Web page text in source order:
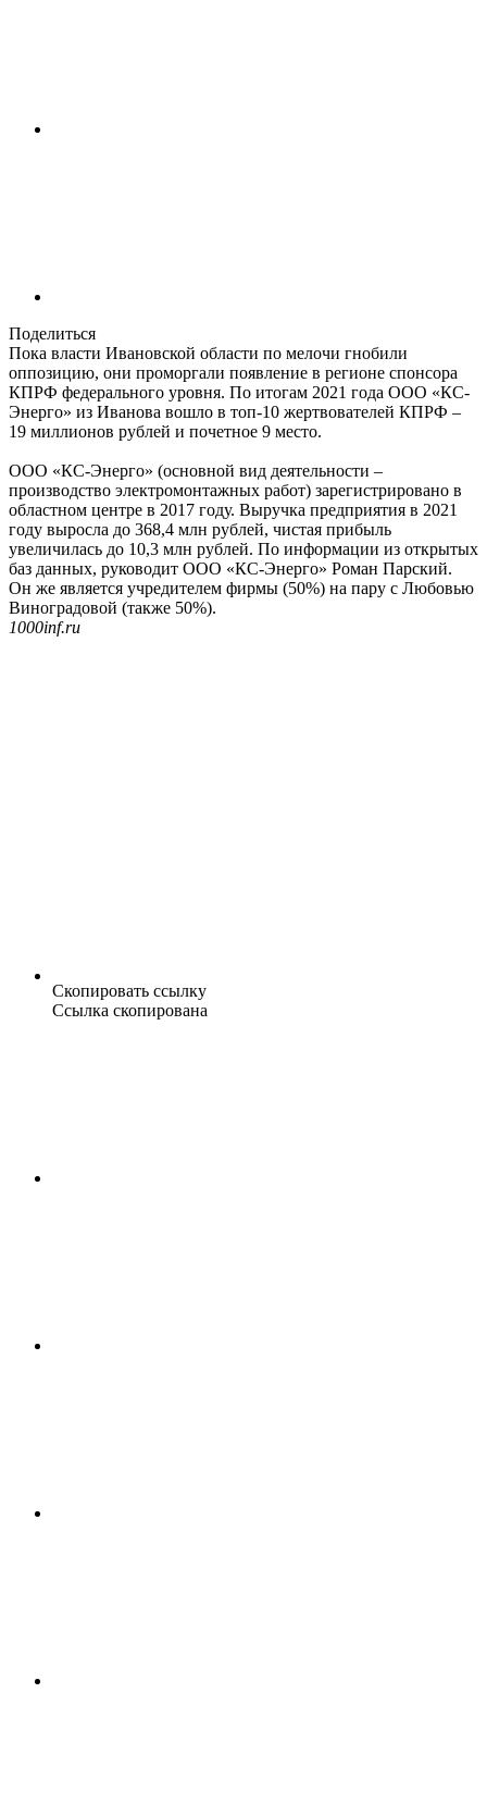
Поделиться
Пока власти Ивановской области по мелочи гнобили
оппозицию, они проморгали появление в регионе спонсора
КПРФ федерального уровня. По итогам 2021 года ООО «КС-
Энерго» из Иванова вошло в топ-10 жертвователей КПРФ –
19 миллионов рублей и почетное 9 место.
ООО «КС-Энерго» (основной вид деятельности –
производство электромонтажных работ) зарегистрировано в
областном центре в 2017 году. Выручка предприятия в 2021
году выросла до 368,4 млн рублей, чистая прибыль
увеличилась до 10,3 млн рублей. По информации из открытых
баз данных, руководит ООО «КС-Энерго» Роман Парский.
Он же является учредителем фирмы (50%) на пару с Любовью
Виноградовой (также 50%).
1000inf.ru
Скопировать ссылку
Ссылка скопирована